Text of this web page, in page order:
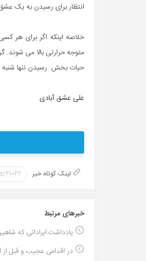
انتظار برای رسیدن به یک
خلاصه اینکه اگر برای هر
متوجه حرارتی بالا می شوند.
حیات بخش. رسیدن تنها شنبه
علی عشق آبادی
لینک کوتاه خبر
خبر‌های مرتبط
یادداشت:ایراداتی که
در اقدامی عجیب و قبل